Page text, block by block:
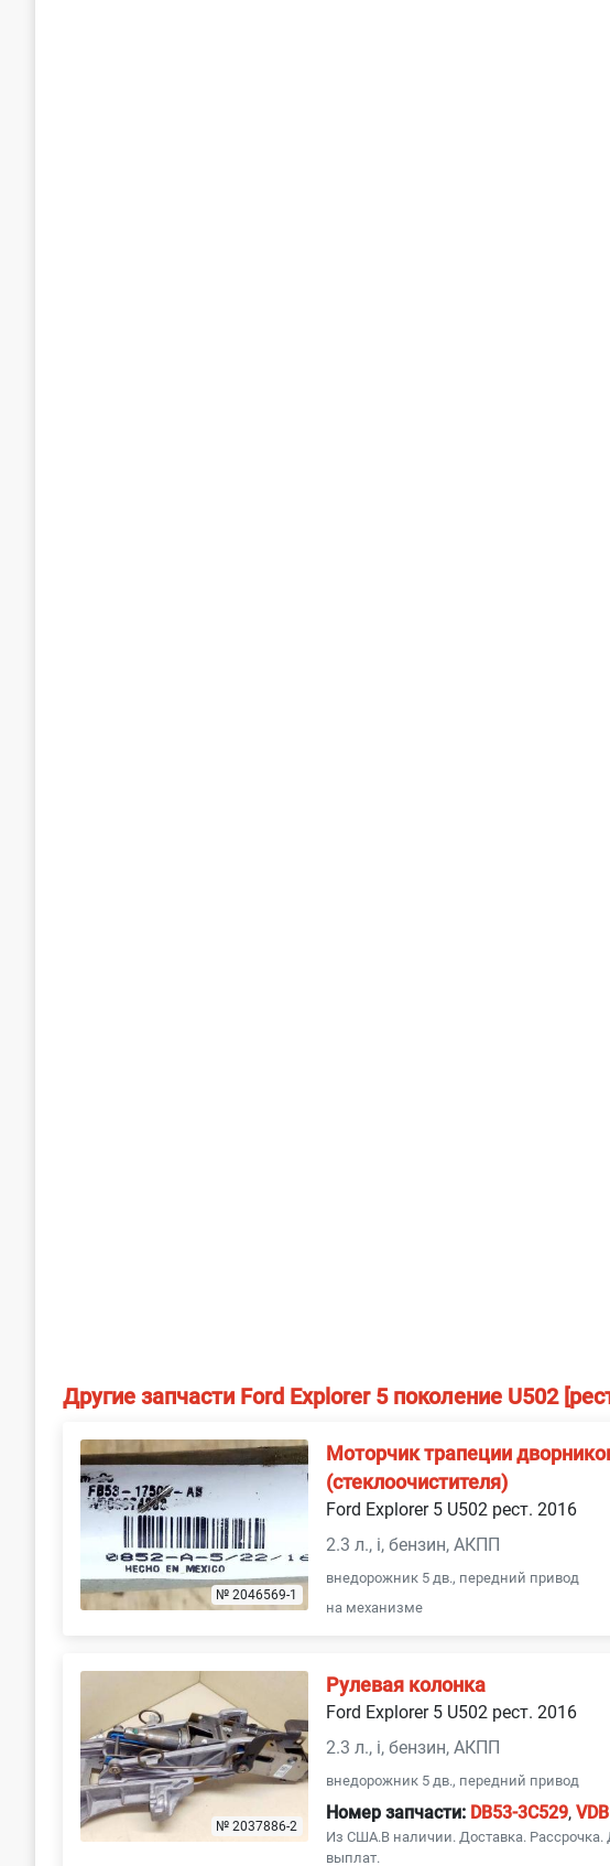
Другие запчасти Ford Explorer 5 поколение U502
№ 2046569-1
Моторчик трапеции
(стеклоочистителя)
Ford Explorer 5 U502 рест. 2016
2.3 л., i, бензин, АКПП
внедорожник 5 дв., передний привод
на механизме
№ 2037886-2
Рулевая колонка
Ford Explorer 5 U502 рест. 2016
2.3 л., i, бензин, АКПП
внедорожник 5 дв., передний привод
Номер запчасти: DB53-3C529,
Из США.В наличии. Доставка.
выплат.